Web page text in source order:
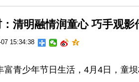
清明融情润童心 巧手观影
15:34:38
少年节日生活，4月4日，童坝